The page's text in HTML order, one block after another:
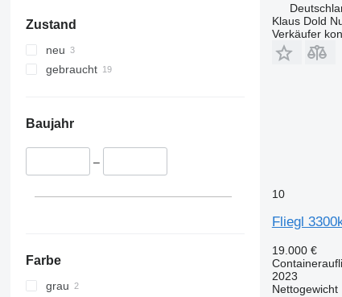
Zustand
neu
gebraucht
Baujahr
–
Farbe
grau
Klaus Dold
Verkäufer
10
Fliegl
19.000 €
2023
Nettogewicht